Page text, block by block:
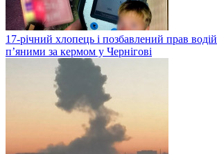
17-річний хлопець і позбавлений прав
п’яними за кермом у Чернігові